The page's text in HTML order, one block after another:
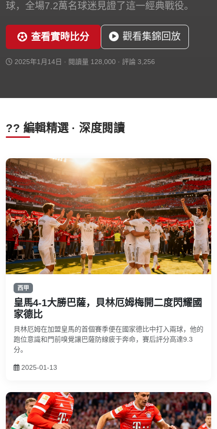
球，全場7.2萬名球迷見證了這一經典戰役。
查看實時比分 觀看集錦回放
2025年1月14日 · 閱讀量 128,000 · 評論 3,256
?? 編輯精選 · 深度閱讀
西甲
皇馬4-1大勝巴薩，貝林厄姆梅開二度閃耀國
家德比
貝林厄姆在加盟皇馬的首個賽季便在國家德比中打入兩球，他的
跑位意識和門前嗅覺讓巴薩防線疲于奔命，賽后評分高達9.3
分。
2025-01-13